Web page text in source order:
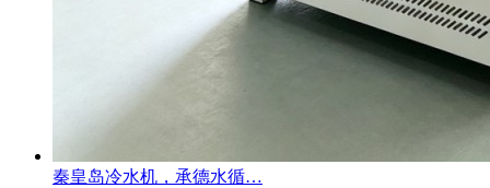
秦皇岛冷水机，承德水循…